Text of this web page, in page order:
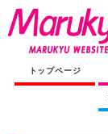
トップページ